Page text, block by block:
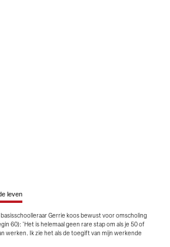
leven
Gerrie koos bewust voor omscholing
60): 'Het is helemaal geen rare stap om als je 50 of
werken. Ik zie het als de toegift van mijn werkende